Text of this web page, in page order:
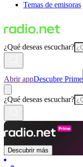
Temas de emisoras
¿Qué deseas escuchar?
Abrir appDescubre Prime
¿Qué deseas escuchar?
Descubrir más